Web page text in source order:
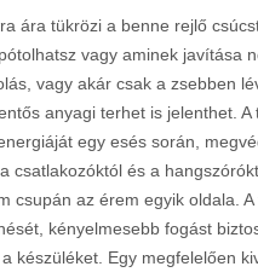
ára tükrözi a benne rejlő
vagy aminek javítása
vagy akár csak a zsebben
anyagi terhet is jelenthet.
egy esés során,
csatlakozóktól és a
csupán az érem egyik oldala.
kényelmesebb fogást
készüléket. Egy megfelelően